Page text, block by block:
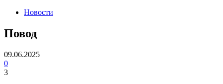
Новости
Повод
09.06.2025
0
3